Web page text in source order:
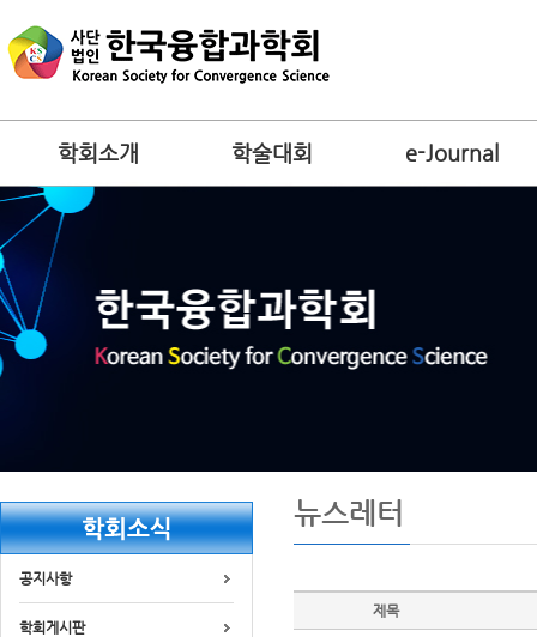
학회소개 학술대회 e-Journal
공지사항
학회게시판
뉴스레터
제목